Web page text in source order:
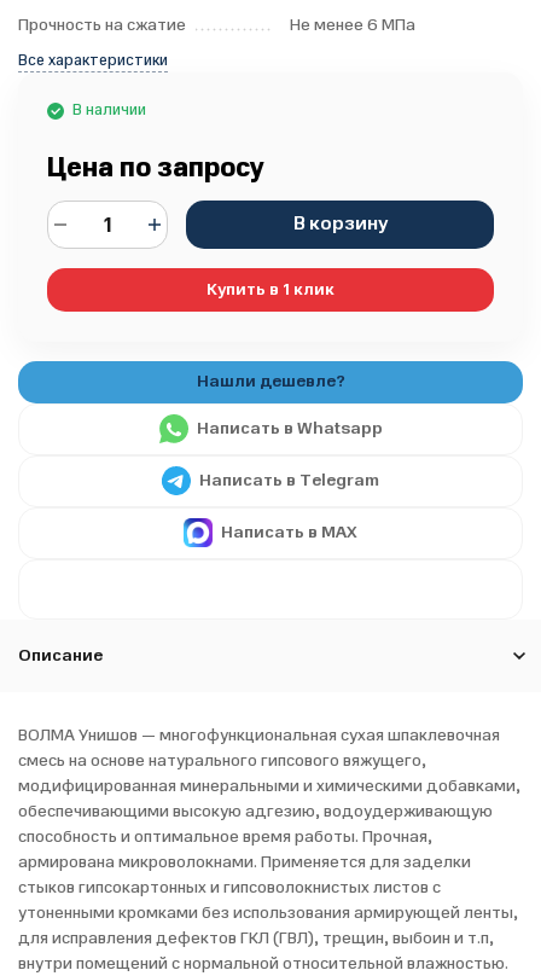
Прочность на сжатие
Не менее 6 МПа
Все характеристики
В наличии
Цена по запросу
В корзину
Купить в 1 клик
Написать в Whatsapp
Написать в Telegram
Написать в MAX
Описание
ВОЛМА Унишов — многофункциональная сухая шпаклевочная
смесь на основе натурального гипсового вяжущего,
модифицированная минеральными и химическими добавками,
обеспечивающими высокую адгезию, водоудерживающую
способность и оптимальное время работы. Прочная,
армирована микроволокнами. Применяется для заделки
стыков гипсокартонных и гипсоволокнистых листов с
утоненными кромками без использования армирующей ленты,
для исправления дефектов ГКЛ (ГВЛ), трещин, выбоин и т.п,
внутри помещений с нормальной относительной влажностью.